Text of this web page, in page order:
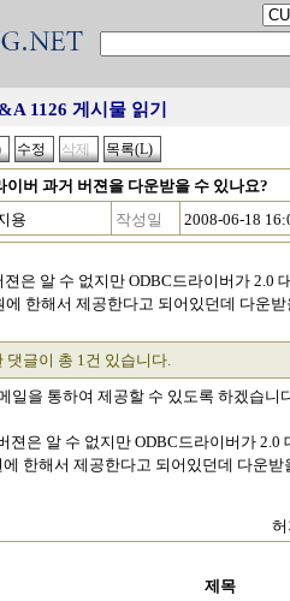
1126 게시물 읽기
이버 과거 버젼을 다운받을 수 있나요?
용 작성일 2008-06-18
젼은 알 수 없지만 ODBC드라이버가 2.0
에 한해서 제공한다고 되어있던데 다운
댓글이 총 1건 있습니다.
일을 통하여 제공할 수 있도록 하겠습니
젼은 알 수 없지만 ODBC드라이버가
에 한해서 제공한다고 되어있던데 다운받
제목